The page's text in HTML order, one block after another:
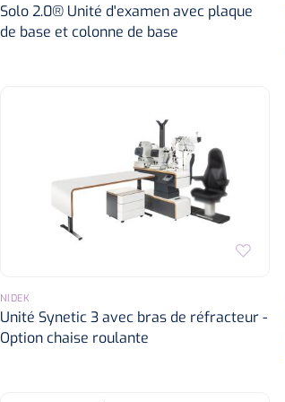
Solo 2.0® Unité d'examen avec plaque
de base et colonne de base
NIDEK
Unité Synetic 3 avec bras de réfracteur -
Option chaise roulante